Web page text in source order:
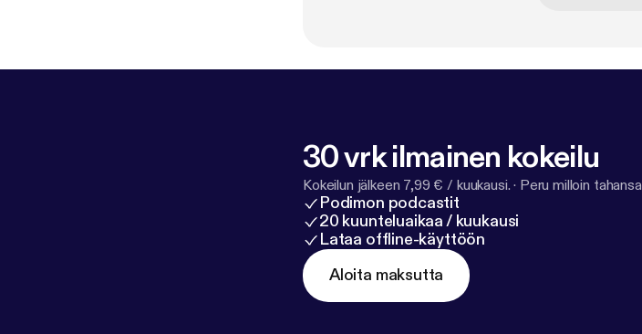
30 vrk ilmainen kokeilu
Kokeilun jälkeen 7,99 € / kuukausi. · Peru milloin tahansa
Podimon podcastit
20 kuunteluaikaa / kuukausi
Lataa offline-käyttöön
Aloita maksutta